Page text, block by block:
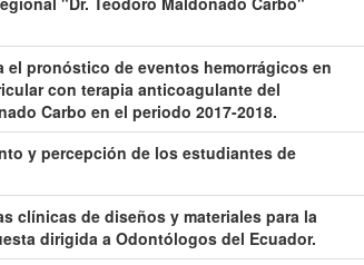
el pronóstico de eventos hemorrágicos en
con terapia anticoagulante del
Carbo en el periodo 2017-2018.
y percepción de los estudiantes de
clínicas de diseños y materiales para la
dirigida a Odontólogos del Ecuador.